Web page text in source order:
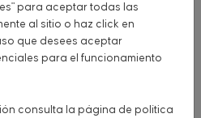
que necesitas para tu granja
PUESTA
ANIMALES
para aceptar todas las
al sitio o haz click en
que desees aceptar
para el funcionamiento
consulta la página de política